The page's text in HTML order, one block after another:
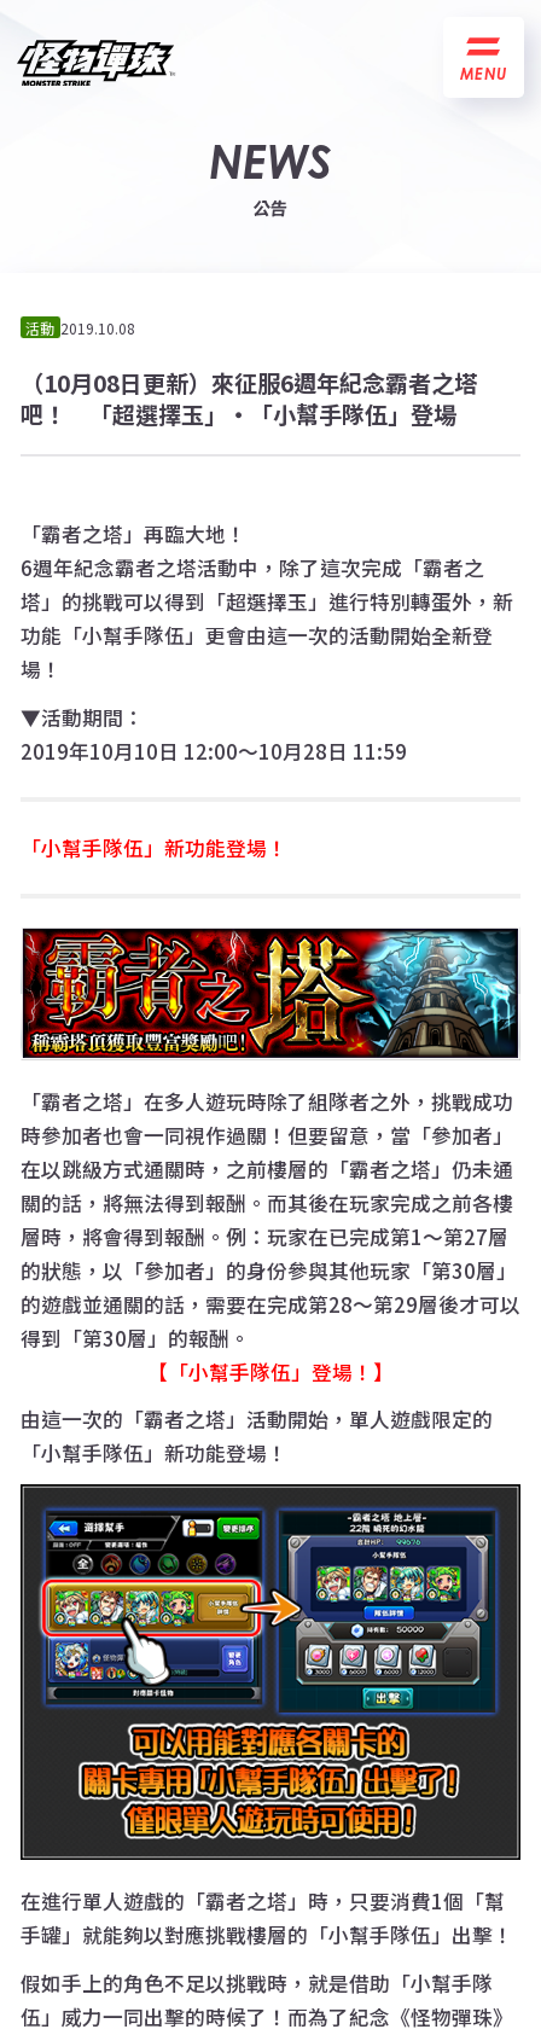
MENU
NEWS
公告
活動 2019.10.08
（10月08日更新）來征服6週年紀念霸者之塔
吧！ 「超選擇玉」・「小幫手隊伍」登場
「霸者之塔」再臨大地！
6週年紀念霸者之塔活動中，除了這次完成「霸者之
塔」的挑戰可以得到「超選擇玉」進行特別轉蛋外，新
功能「小幫手隊伍」更會由這一次的活動開始全新登
場！
▼活動期間：
2019年10月10日 12:00〜10月28日 11:59
「小幫手隊伍」新功能登場！
「霸者之塔」在多人遊玩時除了組隊者之外，挑戰成功
時參加者也會一同視作過關！但要留意，當「參加者」
在以跳級方式通關時，之前樓層的「霸者之塔」仍未通
關的話，將無法得到報酬。而其後在玩家完成之前各樓
層時，將會得到報酬。例：玩家在已完成第1～第27層
的狀態，以「參加者」的身份參與其他玩家「第30層」
的遊戲並通關的話，需要在完成第28～第29層後才可以
得到「第30層」的報酬。
【「小幫手隊伍」登場！】
由這一次的「霸者之塔」活動開始，單人遊戲限定的
「小幫手隊伍」新功能登場！
在進行單人遊戲的「霸者之塔」時，只要消費1個「幫
手罐」就能夠以對應挑戰樓層的「小幫手隊伍」出擊！
假如手上的角色不足以挑戰時，就是借助「小幫手隊
伍」威力一同出擊的時候了！而為了紀念《怪物彈珠》